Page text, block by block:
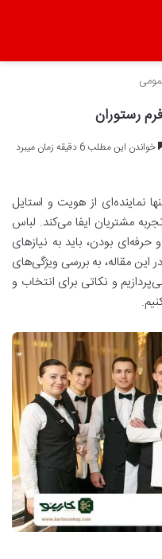
رستوران
خواندن این مطلب 6 دقیقه زمان میبرد
نماینده‌ای از هویت و استایل
مشتریان ایفا می‌کند. لباس
بودن، باید به نیازهای
این مقاله، به بررسی ویژگی‌های
و نکاتی برای انتخاب و